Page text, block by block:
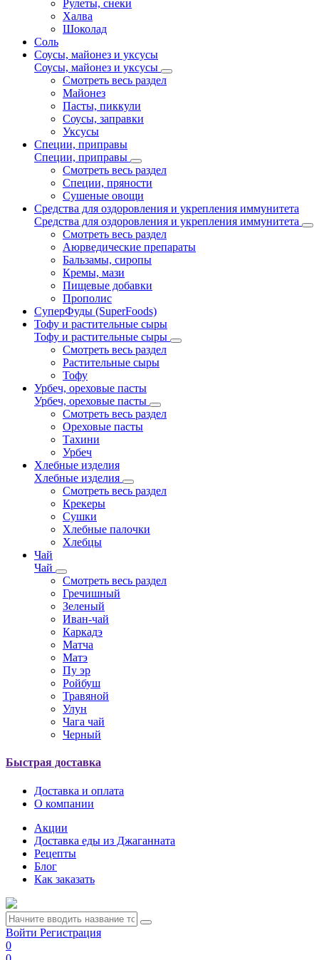
Рулеты, снеки
Халва
Шоколад
Соль
Соусы, майонез и уксусы
Соусы, майонез и уксусы
Смотреть весь раздел
Майонез
Пасты, пиккули
Соусы, заправки
Уксусы
Специи, приправы
Специи, приправы
Смотреть весь раздел
Специи, пряности
Сушеные овощи
Средства для оздоровления и укрепления иммунитета
Средства для оздоровления и укрепления иммунитета
Смотреть весь раздел
Аюрведические препараты
Бальзамы, сиропы
Кремы, мази
Пищевые добавки
Прополис
СуперФуды (SuperFoods)
Тофу и растительные сыры
Тофу и растительные сыры
Смотреть весь раздел
Растительные сыры
Тофу
Урбеч, ореховые пасты
Урбеч, ореховые пасты
Смотреть весь раздел
Ореховые пасты
Тахини
Урбеч
Хлебные изделия
Хлебные изделия
Смотреть весь раздел
Крекеры
Сушки
Хлебные палочки
Хлебцы
Чай
Чай
Смотреть весь раздел
Гречишный
Зеленый
Иван-чай
Каркадэ
Матча
Матэ
Пу эр
Ройбуш
Травяной
Улун
Чага чай
Черный
Быстрая доставка
Доставка и оплата
О компании
Акции
Доставка еды из Джаганната
Рецепты
Блог
Как заказать
Войти Регистрация
0